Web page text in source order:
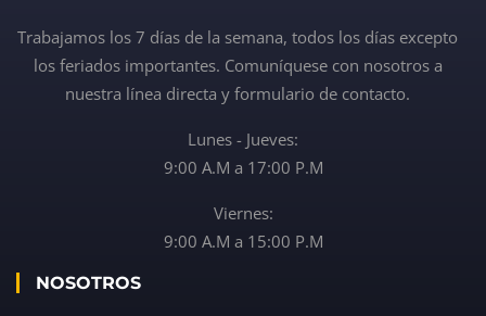
Trabajamos los 7 días de la semana, todos los días excepto
los feriados importantes. Comuníquese con nosotros a
nuestra línea directa y formulario de contacto.
Lunes - Jueves:
9:00 A.M a 17:00 P.M
Viernes:
9:00 A.M a 15:00 P.M
NOSOTROS